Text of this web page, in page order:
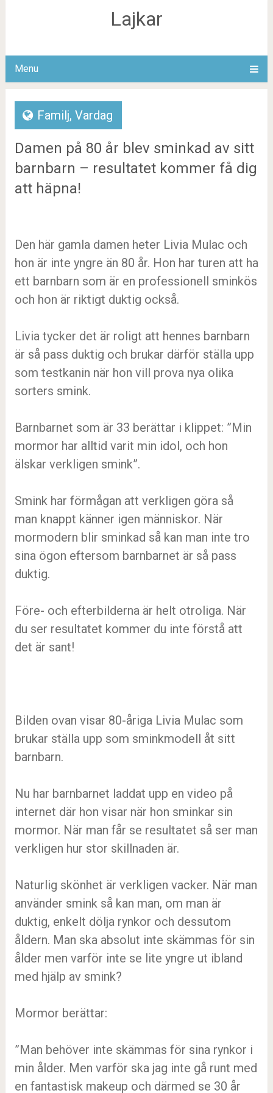
Lajkar
Menu
Familj, Vardag
Damen på 80 år blev sminkad av sitt
barnbarn – resultatet kommer få dig
att häpna!
Den här gamla damen heter Livia Mulac och
hon är inte yngre än 80 år. Hon har turen att ha
ett barnbarn som är en professionell sminkös
och hon är riktigt duktig också.
Livia tycker det är roligt att hennes barnbarn
är så pass duktig och brukar därför ställa upp
som testkanin när hon vill prova nya olika
sorters smink.
Barnbarnet som är 33 berättar i klippet: ”Min
mormor har alltid varit min idol, och hon
älskar verkligen smink”.
Smink har förmågan att verkligen göra så
man knappt känner igen människor. När
mormodern blir sminkad så kan man inte tro
sina ögon eftersom barnbarnet är så pass
duktig.
Före- och efterbilderna är helt otroliga. När
du ser resultatet kommer du inte förstå att
det är sant!
Bilden ovan visar 80-åriga Livia Mulac som
brukar ställa upp som sminkmodell åt sitt
barnbarn.
Nu har barnbarnet laddat upp en video på
internet där hon visar när hon sminkar sin
mormor. När man får se resultatet så ser man
verkligen hur stor skillnaden är.
Naturlig skönhet är verkligen vacker. När man
använder smink så kan man, om man är
duktig, enkelt dölja rynkor och dessutom
åldern. Man ska absolut inte skämmas för sin
ålder men varför inte se lite yngre ut ibland
med hjälp av smink?
Mormor berättar:
”Man behöver inte skämmas för sina rynkor i
min ålder. Men varför ska jag inte gå runt med
en fantastisk makeup och därmed se 30 år